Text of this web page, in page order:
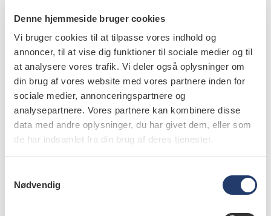
Denne hjemmeside bruger cookies
Vi bruger cookies til at tilpasse vores indhold og
annoncer, til at vise dig funktioner til sociale medier og til
at analysere vores trafik. Vi deler også oplysninger om
din brug af vores website med vores partnere inden for
sociale medier, annonceringspartnere og
analysepartnere. Vores partnere kan kombinere disse
data med andre oplysninger, du har givet dem, eller som
de har indsamlet fra din brug af deres tjenester.
Nødvendig
EDIT: Styrelsen for Patientklager er nu (primo oktober)
på plads med vilkårene for de tandlæger, der skal
ansættes i den nye styrelse – på baggrund af anbefalinger
fra Tandlægeforeningen. Læs mere på tdlnet (for
medlemmer) her.
info
Nr. 9 | 2018